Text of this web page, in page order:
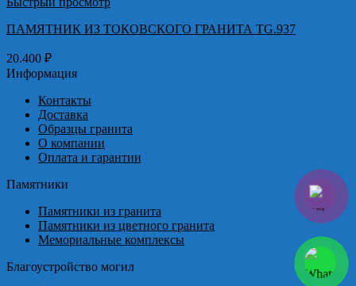
ПАМЯТНИК ИЗ ТОКОВСКОГО ГРАНИТА TG.937
20.400 ₽
Информация
Контакты
Доставка
Образцы гранита
О компании
Оплата и гарантии
Памятники
Памятники из гранита
Памятники из цветного гранита
Мемориальные комплексы
Благоустройство могил